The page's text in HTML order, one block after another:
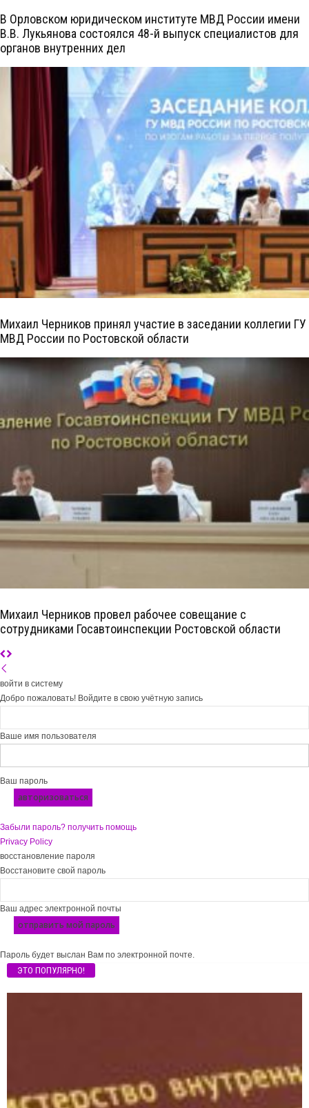
В Орловском юридическом институте МВД России имени
В.В. Лукьянова состоялся 48-й выпуск специалистов для
органов внутренних дел
Михаил Черников принял участие в заседании коллегии ГУ
МВД России по Ростовской области
Михаил Черников провел рабочее совещание с
сотрудниками Госавтоинспекции Ростовской области
войти в систему
Добро пожаловать! Войдите в свою учётную запись
Ваше имя пользователя
Ваш пароль
Забыли пароль? получить помощь
Privacy Policy
восстановление пароля
Восстановите свой пароль
Ваш адрес электронной почты
Пароль будет выслан Вам по электронной почте.
ЭТО ПОПУЛЯРНО!